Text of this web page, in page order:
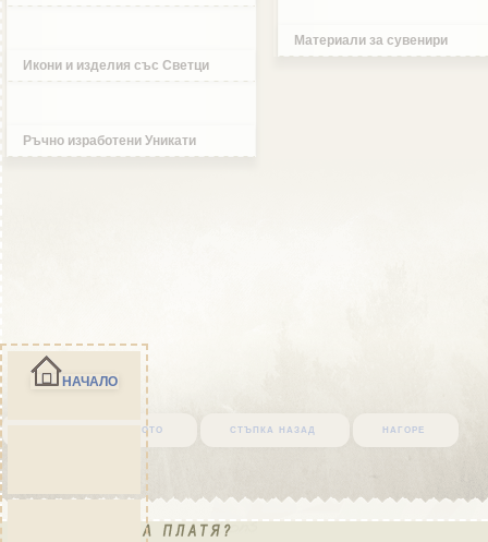
Икони и изделия със Светци
Ръчно изработени Уникати
Материали за сувенири
върни се в началото стъпка назад нагоре
НАЧАЛО